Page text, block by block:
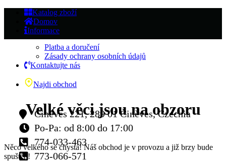
Katalog zboží
Domov
Informace
Platba a doručení
Zásady ochrany osobních údajů
Kontaktujte nás
Najdi obchod
Činěves 221, 289 01 Činěves, Czechia
Po-Pa: od 8:00 do 17:00
774-033-463
773-066-571
Velké věci jsou na obzoru
Něco velkého se chystá! Náš obchod je v provozu a již brzy bude
spuštěn!